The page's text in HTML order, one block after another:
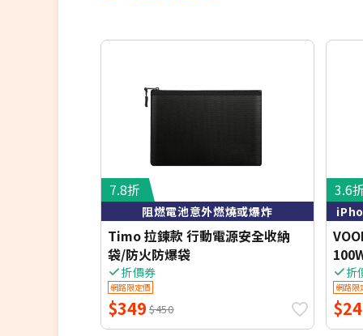
可能會與實物有稍許誤差，出貨以實際商品為準。
7.8折
阻燃電池意外燃燒或爆炸
Timo 拉鍊款 行動電源安全收納
袋/防火防爆袋
折價券
網路限定價
$349 $450
3.6
線折
網路限